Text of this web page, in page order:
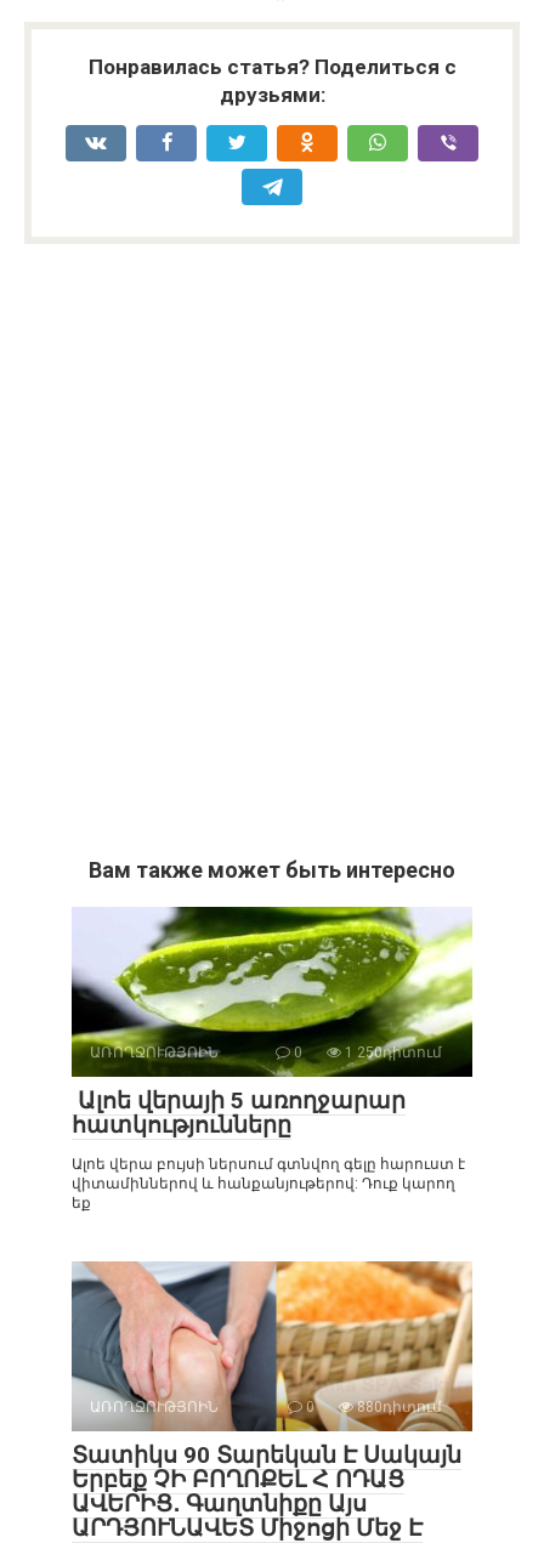
Понравилась статья? Поделиться с
друзьями:
Вам также может быть интересно
ԱՌՈՂՋՈՒԹՅՈԻՆ 0 1 250դիտում
Ալոե վերայի 5 առողջարար
հատկությունները
Ալոե վերա բույսի ներսում գտնվող գելը հարուստ է
վիտամիններով և հանքանյութերով: Դուք կարող
եք
ԱՌՈՂՋՈՒԹՅՈԻՆ 0 880դիտում
Տատիկս 90 Տարեկան Է Սակայն
Երբեք ՉԻ ԲՈՂՈՔԵԼ Հ ՈԴԱՑ
ԱՎԵՐԻՑ․ Գաղտնիքը Այս
ԱՐԴՅՈՒՆԱՎԵՏ Միջոցի Մեջ Է